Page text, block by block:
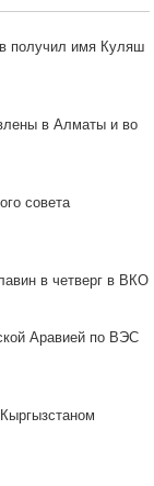
получил имя Куляш
в Алматы и во
совета
в четверг в ВКО
Аравией по ВЭС